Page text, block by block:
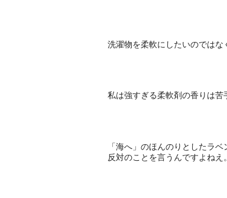
洗濯物を柔軟にしたいのではな
私は強すぎる柔軟剤の香りは苦
「海へ」のほんのりとしたラ
反対のことを言うんですよねえ。